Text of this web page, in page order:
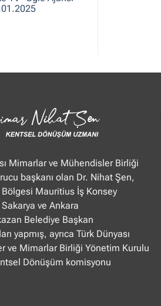
Mimarlar ve Mühendisler Birliği
başkanı olan Dr. Nihat Şen,
Bölgesi Mauritius İş Konsey
Sakarya ve Ankara
Belediye Başkan
yapmış, ayrıca Türk Dünyası
ve Mimarlar Birliği Yönetim Kurulu
Dönüşüm komisyonu